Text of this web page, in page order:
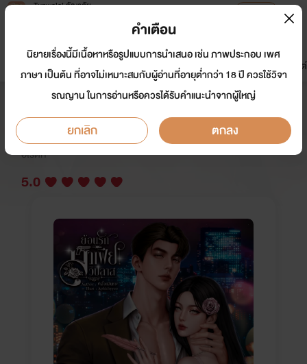
Tunwalai ธัญวลัย
หน้าแรก นิยาย อีบุ๊ก การ์ตูน
มาใหม่
ดรีมแชท ธัญลิสต์
ย้อนรักมาเฟียวิปลาส
นักเขียน: ผีเสื้อกลืนหาง นักวาด: Aphichyyeo
อีโรติก
5.0
คำเตือน
นิยายเรื่องนี้มีเนื้อหาหรือรูปแบบการนำเสนอ เช่น ภาพประกอบ เพศ
ภาษา เป็นต้น ที่อาจไม่เหมาะสมกับผู้อ่านที่อายุต่ำกว่า 18 ปี ควรใช้วิจา
รณญาน ในการอ่านหรือควรได้รับคำแนะนำจากผู้ใหญ่
ยกเลิก ตกลง